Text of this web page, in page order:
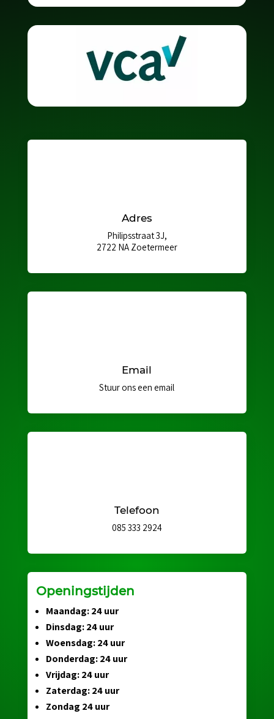
Adres
Philipsstraat 3J,
2722 NA Zoetermeer
Email
Stuur ons een email
Telefoon
085 333 2924
Openingstijden
Maandag: 24 uur
Dinsdag: 24 uur
Woensdag: 24 uur
Donderdag: 24 uur
Vrijdag: 24 uur
Zaterdag: 24 uur
Zondag 24 uur